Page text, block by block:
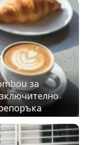
за